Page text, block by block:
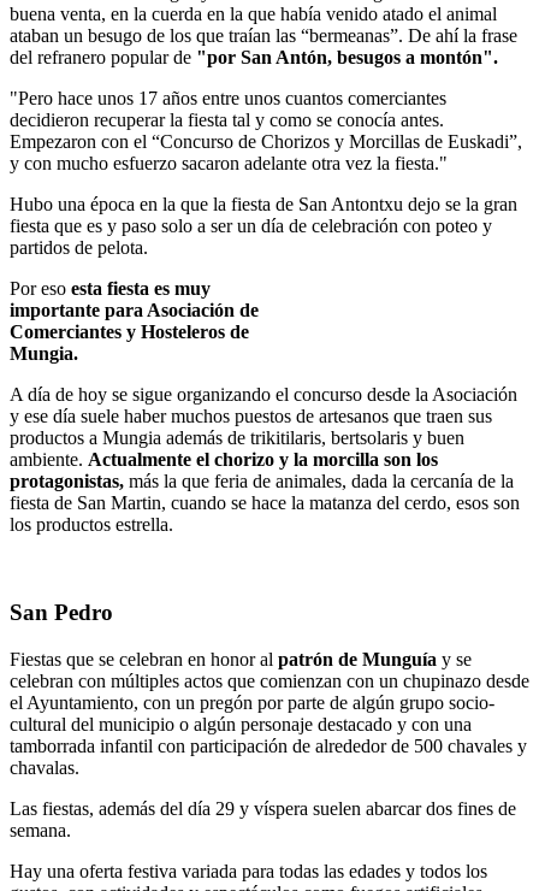
buena venta, en la cuerda en la que había venido atado el animal
ataban un besugo de los que traían las “bermeanas”. De ahí la frase
del refranero popular de "por San Antón, besugos a montón".
Pero hace unos 17 años entre unos cuantos comerciantes
decidieron recuperar la fiesta tal y como se conocía antes.
Empezaron con el “Concurso de Chorizos y Morcillas de Euskadi”,
y con mucho esfuerzo sacaron adelante otra vez la fiesta.
Hubo una época en la que la fiesta de San Antontxu dejo se la gran
fiesta que es y paso solo a ser un día de celebración con poteo y
partidos de pelota.
Por eso esta fiesta es muy
importante para Asociación de
Comerciantes y Hosteleros de
Mungia.
A día de hoy se sigue organizando el concurso desde la Asociación
y ese día suele haber muchos puestos de artesanos que traen sus
productos a Mungia además de trikitilaris, bertsolaris y buen
ambiente. Actualmente el chorizo y la morcilla son los
protagonistas, más la que feria de animales, dada la cercanía de la
fiesta de San Martin, cuando se hace la matanza del cerdo, esos son
los productos estrella.
San Pedro
Fiestas que se celebran en honor al patrón de Munguía y se
celebran con múltiples actos que comienzan con un chupinazo desde
el Ayuntamiento, con un pregón por parte de algún grupo socio-
cultural del municipio o algún personaje destacado y con una
tamborrada infantil con participación de alrededor de 500 chavales y
chavalas.
Las fiestas, además del día 29 y víspera suelen abarcar dos fines de
semana.
Hay una oferta festiva variada para todas las edades y todos los